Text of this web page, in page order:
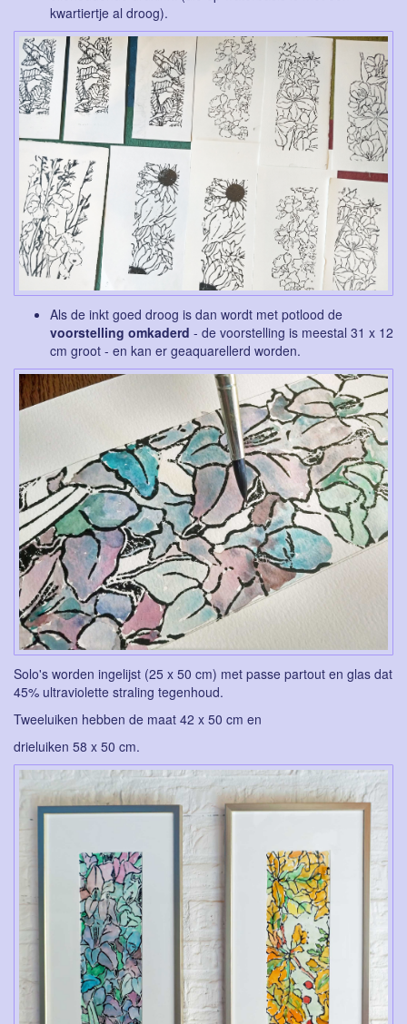
kwartiertje al droog).
Als de inkt goed droog is dan wordt met potlood de
voorstelling omkaderd - de voorstelling is meestal 31 x 12
cm groot - en kan er geaquarellerd worden.
Solo's worden ingelijst (25 x 50 cm) met passe partout en glas dat
45% ultraviolette straling tegenhoud.
Tweeluiken hebben de maat 42 x 50 cm en
drieluiken 58 x 50 cm.